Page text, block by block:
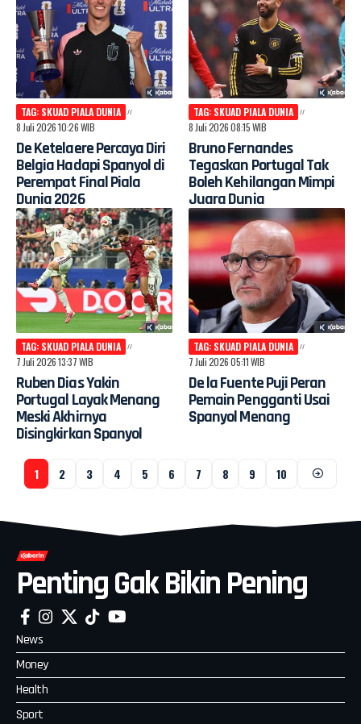
TAG: SKUAD PIALA DUNIA
8 Juli 2026 10:26 WIB
De Ketelaere Percaya Diri
Belgia Hadapi Spanyol di
Perempat Final Piala
Dunia 2026
TAG: SKUAD PIALA DUNIA
8 Juli 2026 08:15 WIB
Bruno Fernandes
Tegaskan Portugal Tak
Boleh Kehilangan Mimpi
Juara Dunia
TAG: SKUAD PIALA DUNIA
7 Juli 2026 13:37 WIB
Ruben Dias Yakin
Portugal Layak Menang
Meski Akhirnya
Disingkirkan Spanyol
TAG: SKUAD PIALA DUNIA
7 Juli 2026 05:11 WIB
De la Fuente Puji Peran
Pemain Pengganti Usai
Spanyol Menang
1 2 3 4 5 6 7 8 9 10
Penting Gak Bikin Pening
News
Money
Health
Sport